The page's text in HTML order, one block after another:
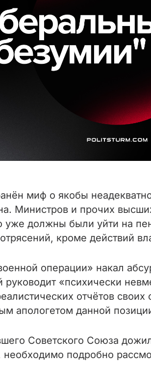
миф о якобы
Министров и прочих
должны были уйти на
кроме действий
операции» накал
руководит «психически
отчётов
апологетом данной
Советского Союза
подробно